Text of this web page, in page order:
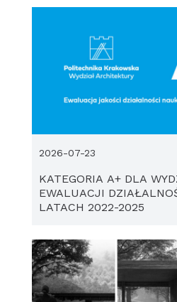
KATEGORIA A+ DLA
EWALUACJI
LATACH 2022-2025
2026-07-23